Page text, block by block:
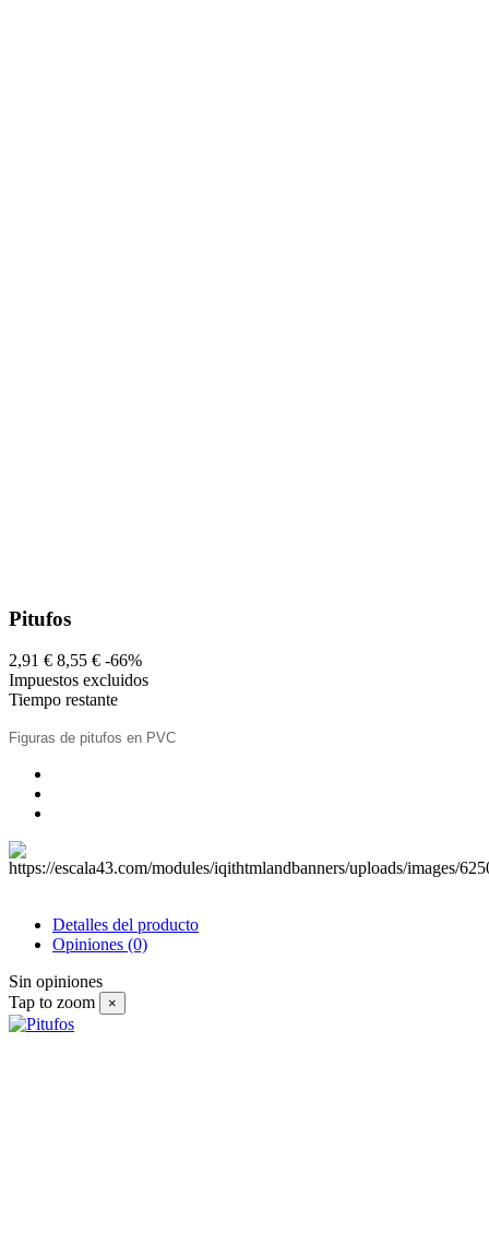
Pitufos
2,91 € 8,55 € -66%
Impuestos excluidos
Tiempo restante
Figuras de pitufos en PVC
Detalles del producto
Opiniones (0)
Sin opiniones
Tap to zoom
×